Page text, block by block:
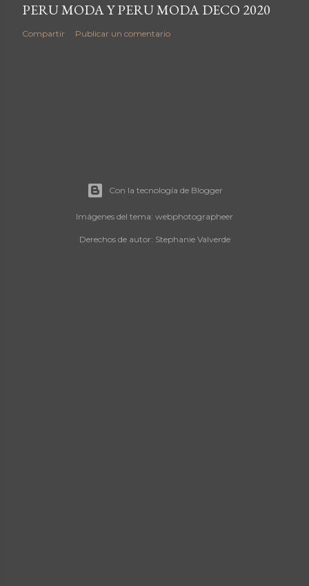
PERU MODA Y PERU MODA DECO 2020
Compartir Publicar un comentario
Con la tecnología de Blogger
Imágenes del tema: webphotographeer
Derechos de autor: Stephanie Valverde